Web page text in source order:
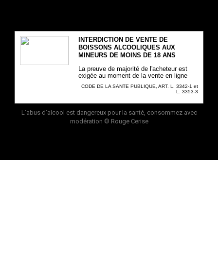
INTERDICTION DE VENTE DE
BOISSONS ALCOOLIQUES AUX
MINEURS DE MOINS DE 18 ANS
La preuve de majorité de l'acheteur est
exigée au moment de la vente en ligne
CODE DE LA SANTE PUBLIQUE, ART. L. 3342-1 et
L. 3353-3
L’abus d’alcool est dangereux pour la santé, consommez avec
modération © Rouge Cerise